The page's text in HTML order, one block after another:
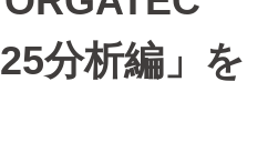
分析編」を